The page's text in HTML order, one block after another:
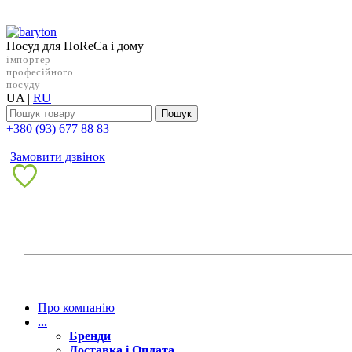
Посуд для HoReCa і дому
імпортер
професійного
посуду
UA | RU
Пошук
+38‎0 (93) 677 88 83
Замовити дзвінок
Про компанію
...
Бренди